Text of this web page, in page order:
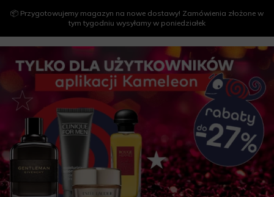
📦 Przygotowujemy magazyn na nowe dostawy! Zamówienia złożone w
tym tygodniu wysyłamy w poniedziałek